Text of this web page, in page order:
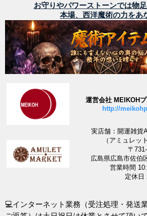
お守りやパワーストーンでは物
本場、西洋魔術の力をあ
運営会社 MEIKOH
http://
実店舗：開運雑貨
（アミュレッ
〒
広島県広島市佐伯
営業時間
定休日
💻インターネット業務（受注処理・発送